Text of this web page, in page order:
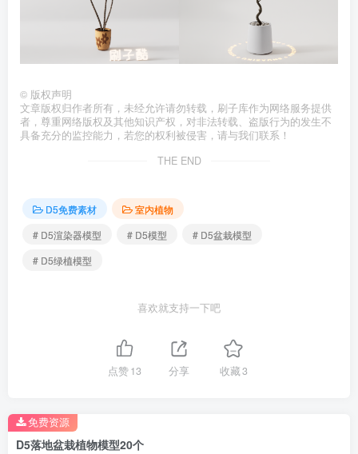
© 版权声明
文章版权归作者所有，未经允许请勿转载，刷子库作为网络服务提供
者，尊重网络版权及其他知识产权，对非法转载、盗版行为的发生不
具备充分的监控能力，若您的权利被侵害，请与我们联系！
THE END
D5免费素材
室内植物
# D5渲染器模型
# D5模型
# D5盆栽模型
# D5绿植模型
喜欢就支持一下吧
点赞13 分享 收藏3
D5落地盆栽植物模型20个
免费资源